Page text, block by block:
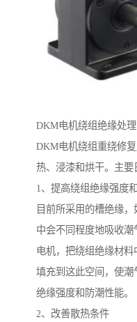
DKM电机绕组绝缘处
DKM电机绕组重绕修
热、浸漆和烘干。主要
1、提高绕组绝缘强度
目前所采用的槽绝缘
中会不同程度地吸收
电机，把绕组绝缘材料
填充到这此空间，使
绝缘强度和防潮性能。
2、改善散热条件